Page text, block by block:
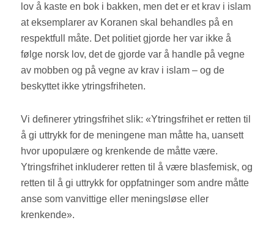
lov å kaste en bok i bakken, men det er et krav i islam
at eksemplarer av Koranen skal behandles på en
respektfull måte. Det politiet gjorde her var ikke å
følge norsk lov, det de gjorde var å handle på vegne
av mobben og på vegne av krav i islam – og de
beskyttet ikke ytringsfriheten.
Vi definerer ytringsfrihet slik: «Ytringsfrihet er retten til
å gi uttrykk for de meningene man måtte ha, uansett
hvor upopulære og krenkende de måtte være.
Ytringsfrihet inkluderer retten til å være blasfemisk, og
retten til å gi uttrykk for oppfatninger som andre måtte
anse som vanvittige eller meningsløse eller
krenkende».